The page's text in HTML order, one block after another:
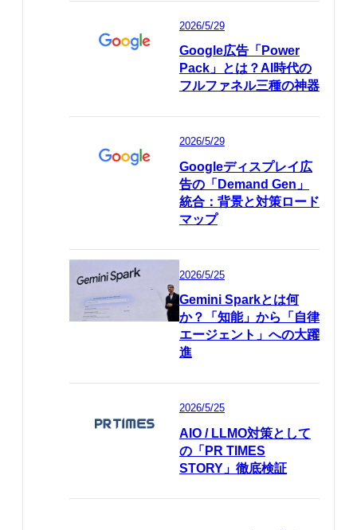
2026/5/29
Google広告「Power
Pack」とは？AI時代の
フルファネル三種の神器
2026/5/29
Googleディスプレイ広
告の「Demand Gen」
統合：背景と対策ロード
マップ
2026/5/25
Gemini Sparkとは何
か？「知能」から「自律
エージェント」への大躍
進
2026/5/25
AIO / LLMO対策として
の「PR TIMES
STORY」徹底検証